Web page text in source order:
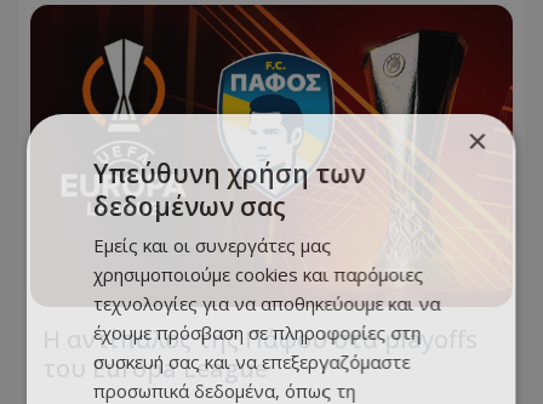
Η αντίπαλος της Πάφου στα playoffs
του Europa League
×
Υπεύθυνη χρήση των
δεδομένων σας
Εμείς και οι συνεργάτες μας
χρησιμοποιούμε cookies και παρόμοιες
τεχνολογίες για να αποθηκεύουμε και να
έχουμε πρόσβαση σε πληροφορίες στη
συσκευή σας και να επεξεργαζόμαστε
προσωπικά δεδομένα, όπως τη